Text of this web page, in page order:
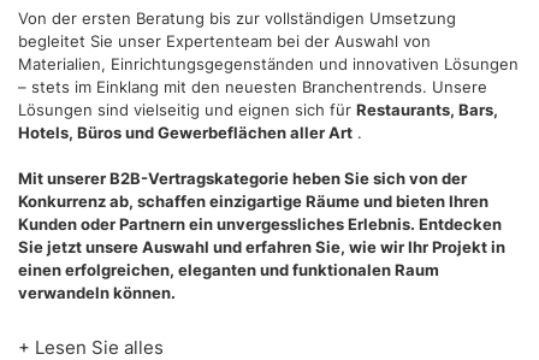
con altre informazioni che ha fornito loro o che hanno
raccolto dal suo utilizzo dei loro servizi.
Von der ersten Beratung bis zur vollständigen Umsetzung
begleitet Sie unser Expertenteam bei der Auswahl von
Materialien, Einrichtungsgegenständen und innovativen Lösungen
– stets im Einklang mit den neuesten Branchentrends. Unsere
Lösungen sind vielseitig und eignen sich für Restaurants, Bars,
Hotels, Büros und Gewerbeflächen aller Art .
Mit unsererB2B-Vertragskategorieheben Sie sich von der
Konkurrenz ab, schaffeneinzigartige Räumeund bieten Ihren
Kunden oder Partnern ein unvergessliches Erlebnis. Entdecken
Sie jetzt unsere Auswahl und erfahren Sie, wie wir Ihr Projekt in
einen erfolgreichen, eleganten und funktionalen Raum
verwandeln können.
+ Lesen Sie alles